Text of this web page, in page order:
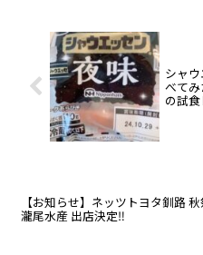
シャ
べて
の試
【お知らせ】ネッツトヨタ釧路
瀧尾水産 出店決定‼️